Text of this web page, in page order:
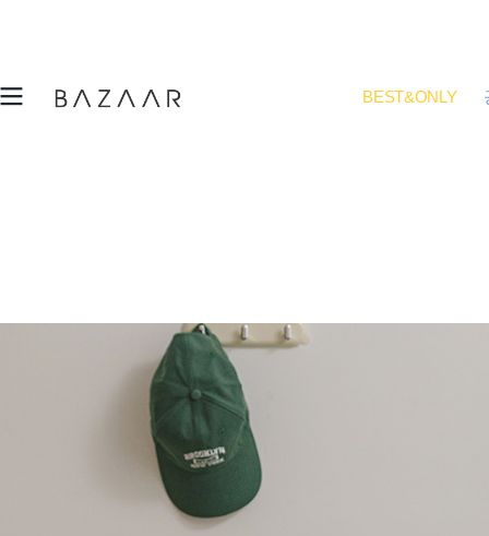
BEST&ONLY